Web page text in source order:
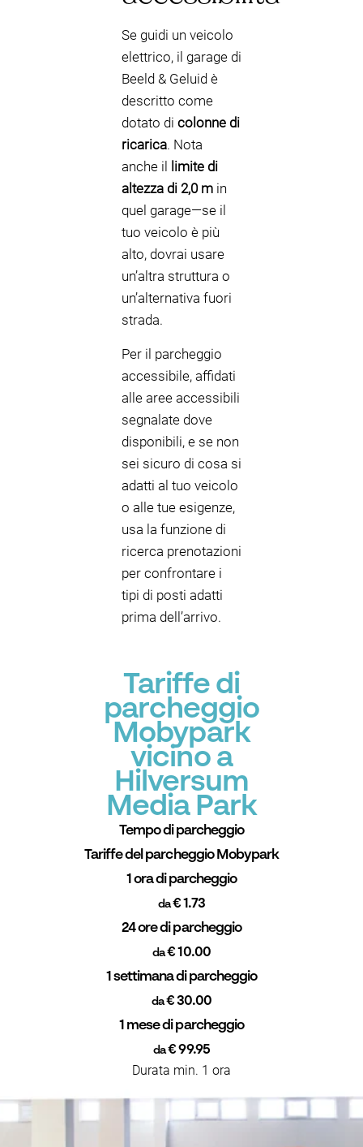
Se guidi un veicolo
elettrico, il garage di
Beeld & Geluid è
descritto come
dotato di colonne di
ricarica. Nota
anche il
limite di
altezza di 2,0 m in
quel garage—se il
tuo veicolo è più
alto, dovrai usare
un’altra struttura o
un’alternativa fuori
strada.
Per il parcheggio
accessibile, affidati
alle aree accessibili
segnalate dove
disponibili, e se non
sei sicuro di cosa si
adatti al tuo veicolo
o alle tue esigenze,
usa la funzione di
ricerca prenotazioni
per confrontare i
tipi di posti adatti
prima dell’arrivo.
Tariffe di
parcheggio
Mobypark
vicino a
Hilversum
Media Park
Tempo di parcheggio
Tariffe del parcheggio Mobypark
1 ora di parcheggio
da€ 1.73
24 ore di parcheggio
da€ 10.00
1 settimana di parcheggio
da€ 30.00
1 mese di parcheggio
da€ 99.95
Durata min. 1 ora